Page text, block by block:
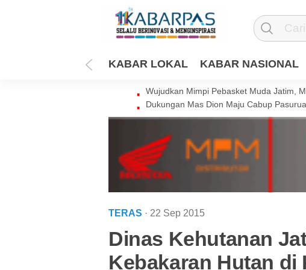
KABAR LOKAL KABAR NASIONAL
Wujudkan Mimpi Pebasket Muda Jatim,
Dukungan Mas Dion Maju Cabup
TERAS · 22 Sep 2015
Dinas Kehutanan
Kebakaran Hutan